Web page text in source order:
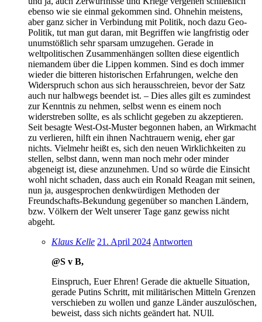
ebenso wie sie einmal gekommen sind. Ohnehin meistens,
aber ganz sicher in Verbindung mit Politik, noch dazu Geo-
Politik, tut man gut daran, mit Begriffen wie langfristig oder
unumstößlich sehr sparsam umzugehen. Gerade in
weltpolitischen Zusammenhängen sollten diese eigentlich
niemandem über die Lippen kommen. Sind es doch immer
wieder die bitteren historischen Erfahrungen, welche den
Widerspruch schon aus sich herausschreien, bevor der Satz
auch nur halbwegs beendet ist. – Dies alles gilt es zumindest
zur Kenntnis zu nehmen, selbst wenn es einem noch
widerstreben sollte, es als schlicht gegeben zu akzeptieren.
Seit besagte West-Ost-Muster begonnen haben, an Wirkmacht
zu verlieren, hilft ein ihnen Nachtrauern wenig, eher gar
nichts. Vielmehr heißt es, sich den neuen Wirklichkeiten zu
stellen, selbst dann, wenn man noch mehr oder minder
abgeneigt ist, diese anzunehmen. Und so würde die Einsicht
wohl nicht schaden, dass auch ein Ronald Reagan mit seinen,
nun ja, ausgesprochen denkwürdigen Methoden der
Freundschafts-Bekundung gegenüber so manchen Ländern,
bzw. Völkern der Welt unserer Tage ganz gewiss nicht
abgeht.
Klaus Kelle 21. April 2024Antworten
@S v B,
Einspruch, Euer Ehren! Gerade die aktuelle Situation,
gerade Putins Schritt, mit militärischen Mitteln Grenzen
verschieben zu wollen und ganze Länder auszulöschen,
beweist, dass sich nichts geändert hat. NUll.